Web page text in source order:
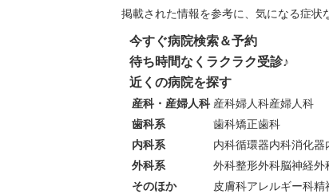
掲載された情報を参考に、気になる症状
今すぐ病院検索＆予約
待ち時間なくラクラク受診♪
近くの病院を探す
産科・産婦人科 産科婦人科産婦人科
歯科系
歯科矯正歯科
内科系
内科循環器内科消化器
外科系
外科整形外科脳神経外
そのほか
皮膚科アレルギー科精